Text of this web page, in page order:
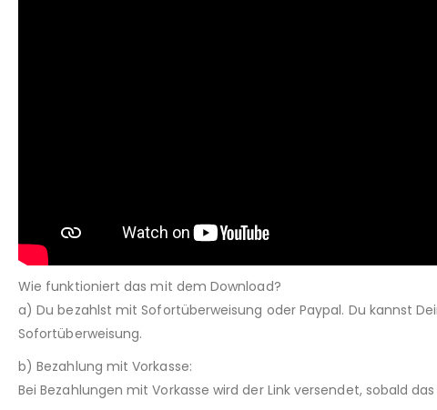
Wie funktioniert das mit dem Download?
a) Du bezahlst mit Sofortüberweisung oder Paypal. Du kannst
Sofortüberweisung.
b) Bezahlung mit Vorkasse:
Bei Bezahlungen mit Vorkasse wird der Link versendet, sobald